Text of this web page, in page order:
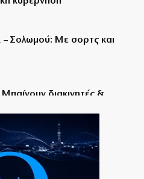
– Σολωμού: Με σορτς και
διακινητές &
του ΕΡΤNews
φλόγες στον Κουβαρά